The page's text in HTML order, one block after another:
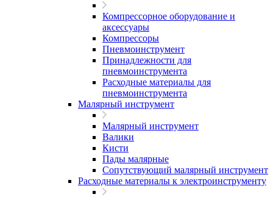
Компрессорное оборудование и
аксессуары
Компрессоры
Пневмоинструмент
Принадлежности для
пневмоинструмента
Расходные материалы для
пневмоинструмента
Малярный инструмент
Малярный инструмент
Валики
Кисти
Пады малярные
Сопутствующий малярный инструмент
Расходные материалы к электроинструменту